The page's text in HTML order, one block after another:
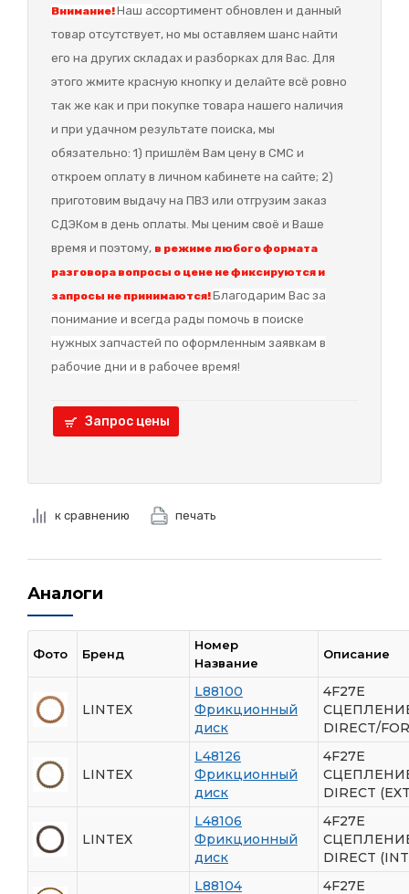
Внимание!Наш ассортимент обновлен и данный
товар отсутствует, но мы оставляем шанс найти
его на других складах и разборках для Вас. Для
этого жмите красную кнопку и делайте всё ровно
так же как и при покупке товара нашего наличия
и при удачном результате поиска, мы
обязательно: 1) пришлём Вам цену в СМС и
откроем оплату в личном кабинете на сайте; 2)
приготовим выдачу на ПВЗ или отгрузим заказ
СДЭКом в день оплаты. Мы ценим своё и Ваше
время и поэтому, в режиме любого формата
разговора вопросы о цене не фиксируются и
запросы не принимаются!Благодарим Вас за
понимание и всегда рады помочь в поиске
нужных запчастей по оформленным заявкам в
рабочие дни и в рабочее время!
Запрос цены
к сравнению печать
Аналоги
Фото Бренд
Номер
Название
Описание
LINTEX
L88100
Фрикционный
диск
4F27E
DIRECT/
LINTEX
L48126
Фрикционный
диск
4F27E
DIRECT
LINTEX
L48106
Фрикционный
диск
4F27E
DIRECT
L88104
4F27E